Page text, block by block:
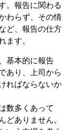
。報告に関わる
わらず、その情
ど、報告の仕方
ます。
基本的に報告
あり、上司から
ればならないか
数多くあって
どありません。